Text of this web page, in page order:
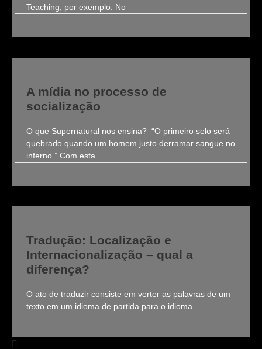
Teaching, por exemplo. No
A mídia no processo de
socialização
O que Supernatural nos ensina? “O primeiro selo será
quebrado quando um homem justo derramar sangue no
inferno.” Com esta
Tradução: Localização e
Internacionalização – qual a
diferença?
O ato de traduzir consiste em verter as palavras de um
texto em um idioma de partida para o idioma